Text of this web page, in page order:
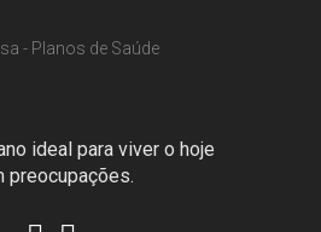
ideal para viver o hoje
preocupações.